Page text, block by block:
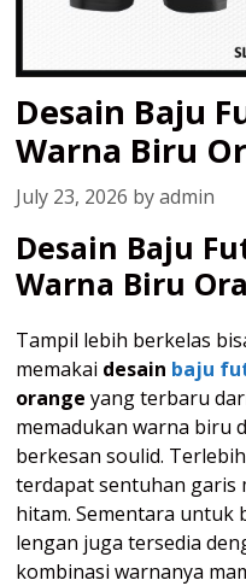
Desain Baju
Warna Biru
July 23, 2026 byadmin
Desain Baju
Warna Biru
Tampil lebih berkelas
memakai desain baju
orange yang terbaru
memadukan warna biru
berkesan soulid.
terdapat sentuhan garis
hitam. Sementara untuk
lengan juga tersedia
kombinasi warnanya